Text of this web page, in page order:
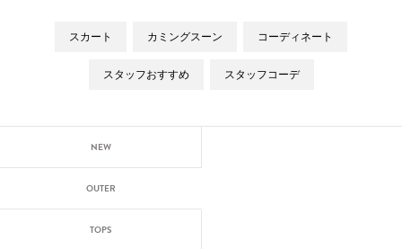
スカート カミングスーン コーディネート
スタッフおすすめ スタッフコーデ
NEW
OUTER
TOPS